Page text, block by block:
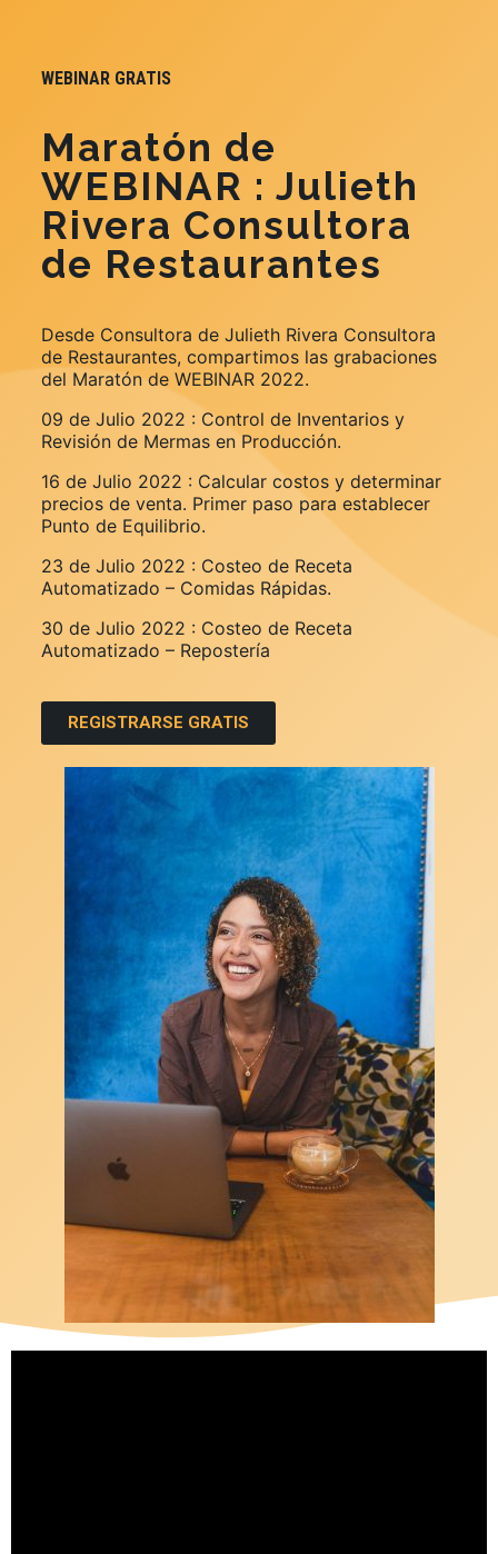
WEBINAR GRATIS
Maratón de
WEBINAR : Julieth
Rivera Consultora
de Restaurantes
Desde Consultora de Julieth Rivera Consultora
de Restaurantes, compartimos las grabaciones
del Maratón de WEBINAR 2022.
09 de Julio 2022 : Control de Inventarios y
Revisión de Mermas en Producción.
16 de Julio 2022 : Calcular costos y determinar
precios de venta. Primer paso para establecer
Punto de Equilibrio.
23 de Julio 2022 : Costeo de Receta
Automatizado – Comidas Rápidas.
30 de Julio 2022 : Costeo de Receta
Automatizado – Repostería
REGISTRARSE GRATIS